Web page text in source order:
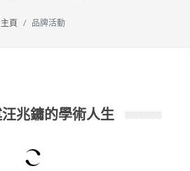
主頁 品牌活動
兆鏞的學術人生